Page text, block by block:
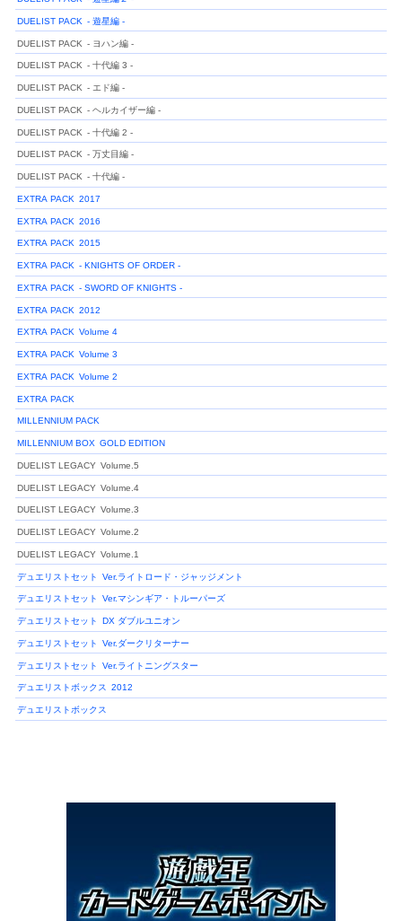
DUELIST PACK - 遊星編 -
DUELIST PACK - ヨハン編 -
DUELIST PACK - 十代編 3 -
DUELIST PACK - エド編 -
DUELIST PACK - ヘルカイザー編 -
DUELIST PACK - 十代編 2 -
DUELIST PACK - 万丈目編 -
DUELIST PACK - 十代編 -
EXTRA PACK 2017
EXTRA PACK 2016
EXTRA PACK 2015
EXTRA PACK - KNIGHTS OF ORDER -
EXTRA PACK - SWORD OF KNIGHTS -
EXTRA PACK 2012
EXTRA PACK Volume 4
EXTRA PACK Volume 3
EXTRA PACK Volume 2
EXTRA PACK
MILLENNIUM PACK
MILLENNIUM BOX GOLD EDITION
DUELIST LEGACY Volume.5
DUELIST LEGACY Volume.4
DUELIST LEGACY Volume.3
DUELIST LEGACY Volume.2
DUELIST LEGACY Volume.1
デュエリストセット Ver.ライトロード・ジャッジメント
デュエリストセット Ver.マシンギア・トルーパーズ
デュエリストセット DX ダブルユニオン
デュエリストセット Ver.ダークリターナー
デュエリストセット Ver.ライトニングスター
デュエリストボックス 2012
デュエリストボックス